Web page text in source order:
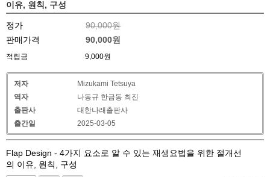
이유, 원칙, 구성
정가
90,000원
판매가격
90,000원
적립금 9,000원
저자
Mizukami Tetsuya
역자
나동규 한금동 최진
출판사
대한나래출판사
출간일
2025-03-05
Flap Design - 4가지 요소로 알 수 있는 재생요법을 위한 절개선
의 이유, 원칙, 구성